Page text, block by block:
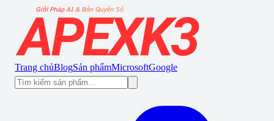
Trang chủBlogSản phẩmMicrosoftGoogle